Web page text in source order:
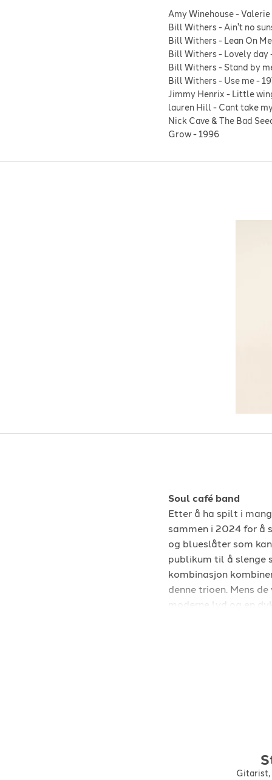
Amy Winehouse-Valerie
Bill Withers-Ain't no
Bill Withers- Lean On Me
Bill Withers- Lovely day
Bill Withers- Stand by
Bill Withers- Use me-
Jimmy Henrix - Little
lauren Hill - Cant take
Nick Cave & The Bad
Grow-1996
Soul café band
Etter å ha spilt i
sammen i 2024 for å
og blueslåter som
publikum til å slenge
kombinasjon
denne trioen. Mens
moderne lyd og en
Gitarist,